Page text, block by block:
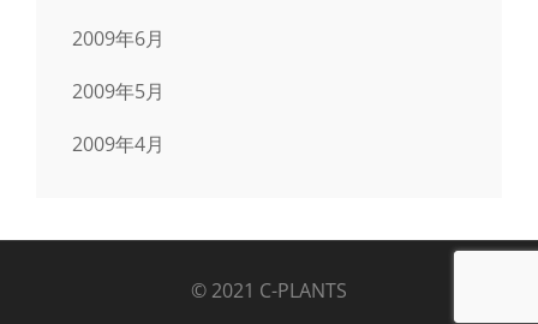
2009年6月
2009年5月
2009年4月
© 2021 C-PLANTS